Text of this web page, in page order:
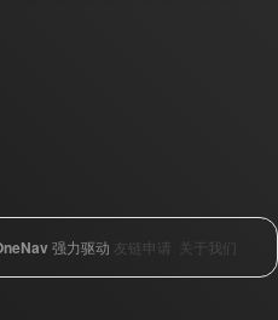
强力驱动 友链申请 关于我们